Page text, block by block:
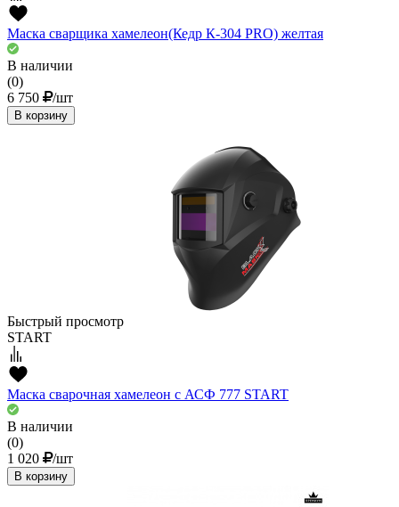
Маска сварщика хамелеон(Кедр К-304 PRO) желтая
В наличии
(0)
6 750
/шт
В корзину
Быстрый просмотр
START
Маска сварочная хамелеон с АСФ 777 START
В наличии
(0)
1 020
/шт
В корзину